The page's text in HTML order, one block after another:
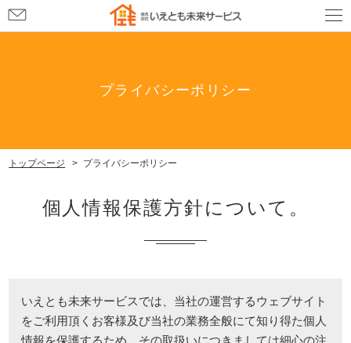
プライバシーポリシー
トップページ プライバシーポリシー
個人情報保護方針について。
いえとも未来サービスでは、当社の運営するウェブサイト
をご利用頂くお客様及び当社の業務全般にて知り得た個人
情報を保護するため、その取扱いにつきましては細心の注